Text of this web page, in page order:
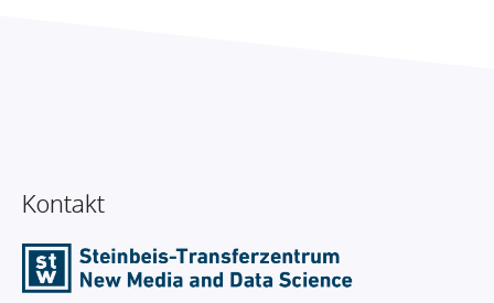
Kontakt